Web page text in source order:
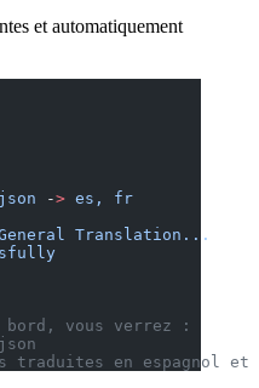
et automatiquement
-> es,
fr
Translation...
bord, vous verrez :
en espagnol et